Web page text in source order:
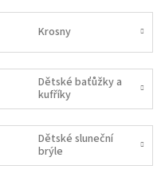
Krosny
Dětské baťůžky a
kufříky
Dětské sluneční
brýle